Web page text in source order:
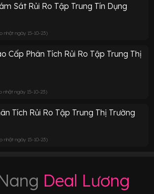
Sát Rủi Ro Tập Trung Tín Dụng
nhật ngày 15-10-23)
Cấp Phân Tích Rủi Ro Tập Trung Thị
nhật ngày 15-10-23)
Tích Rủi Ro Tập Trung Thị Trường
nhật ngày 15-10-23)
Deal Lương